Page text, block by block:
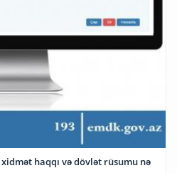
haqqı və dövlət rüsumu nə